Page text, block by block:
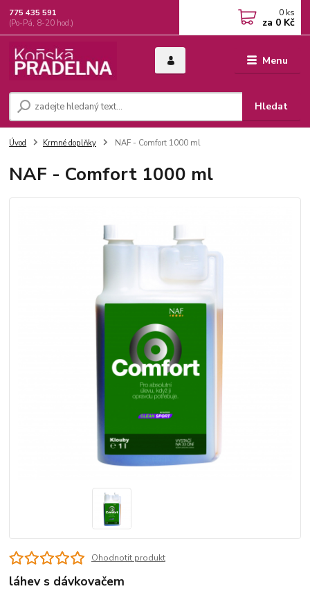
Menu
Hledat
775 435 591
(Po-Pá, 8-20 hod.)
0 ks
za 0 Kč
Úvod Krmné doplňky NAF - Comfort 1000 ml
NAF - Comfort 1000 ml
Ohodnotit produkt
láhev s dávkovačem